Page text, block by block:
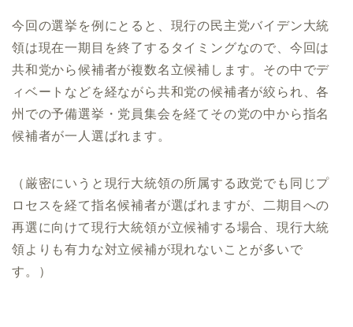
今回の選挙を例にとると、現行の民主党バイデン大統
領は現在一期目を終了するタイミングなので、今回は
共和党から候補者が複数名立候補します。その中でデ
ィベートなどを経ながら共和党の候補者が絞られ、各
州での予備選挙・党員集会を経てその党の中から指名
候補者が一人選ばれます。
（厳密にいうと現行大統領の所属する政党でも同じプ
ロセスを経て指名候補者が選ばれますが、二期目への
再選に向けて現行大統領が立候補する場合、現行大統
領よりも有力な対立候補が現れないことが多いで
す。）